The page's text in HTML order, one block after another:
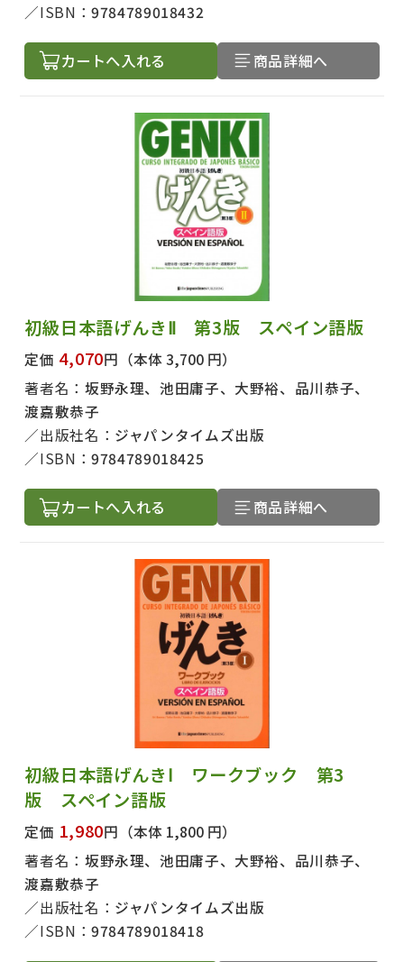
ISBN：9784789018432
カートへ入れる 商品詳細へ
初級日本語げんきⅡ 第3版 スペイン語版
定価 4,070円 （本体 3,700 円）
著者名： 坂野永理、池田庸子、大野裕、品川恭子、
渡嘉敷恭子
出版社名： ジャパンタイムズ出版
ISBN：9784789018425
カートへ入れる 商品詳細へ
初級日本語げんきⅠ ワークブック 第3
版 スペイン語版
定価 1,980円 （本体 1,800 円）
著者名： 坂野永理、池田庸子、大野裕、品川恭子、
渡嘉敷恭子
出版社名： ジャパンタイムズ出版
ISBN：9784789018418